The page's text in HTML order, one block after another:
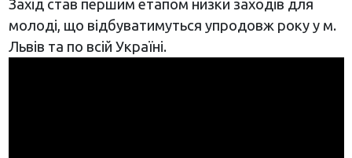
Захід став першим етапом низки заходів для
молоді, що відбуватимуться упродовж року у м.
Львів та по всій Україні.